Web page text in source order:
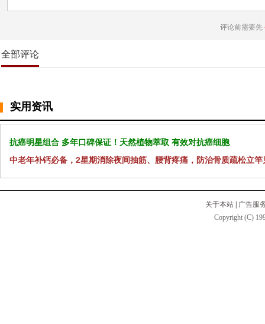
评论前需要先
全部评论
实用资讯
抗癌明星组合 多年口碑保证！天然植物萃取 有效对抗癌细胞
中老年补钙必备，2星期消除夜间抽筋、腰背疼痛，防治骨质疏松立竿
关于本站
广告服
Copyright (C)